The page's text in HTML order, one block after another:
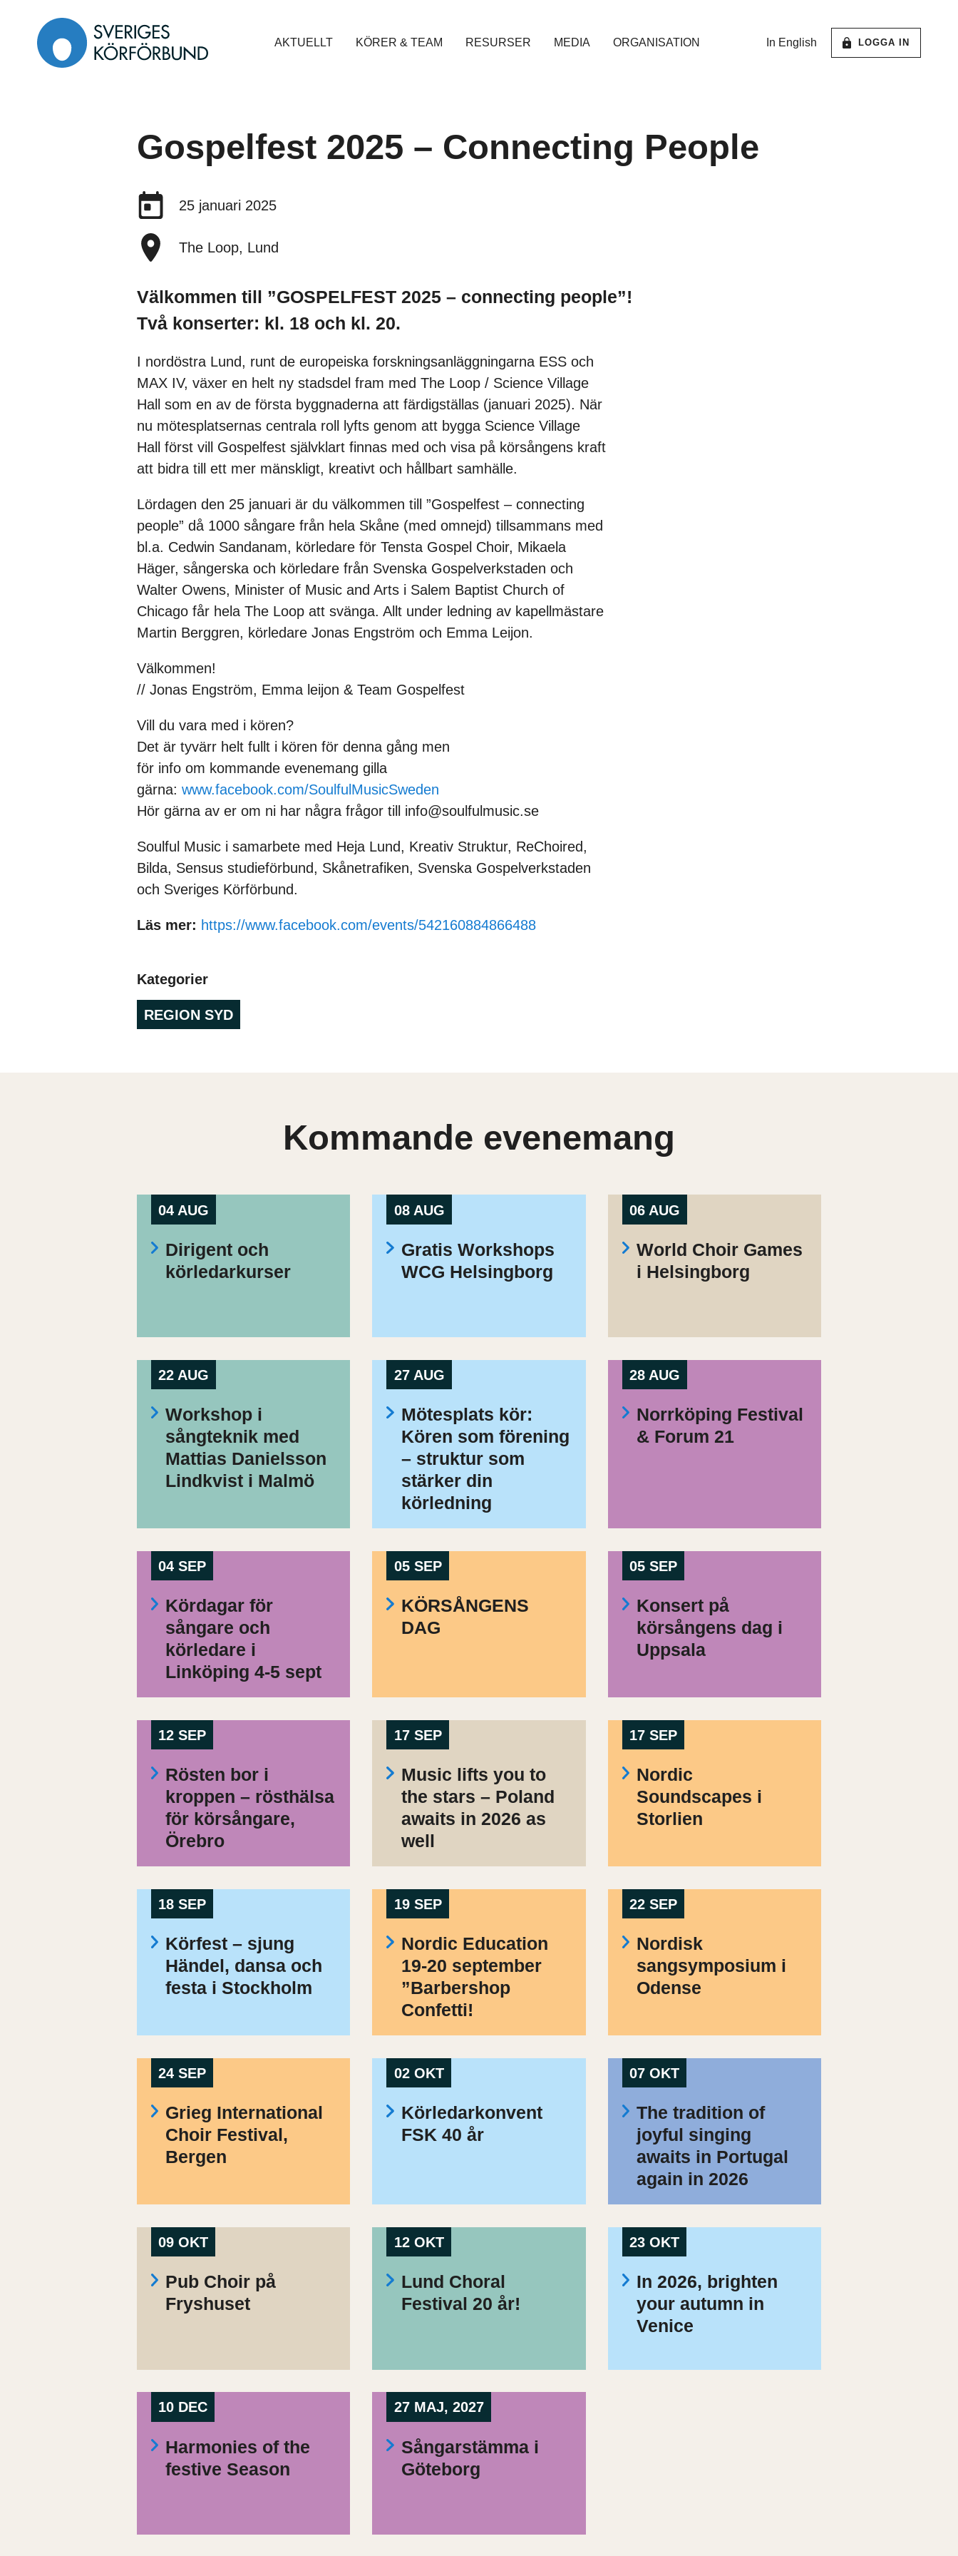
innehåll
AKTUELLT KÖRER & TEAM RESURSER MEDIA ORGANISATION In English LOGGA IN
Gospelfest 2025 – Connecting People
Datum:
25 januari 2025
Plats:
The Loop, Lund
Välkommen till ”GOSPELFEST 2025 – connecting people”!
Två konserter: kl. 18 och kl. 20.
I nordöstra Lund, runt de europeiska forskningsanläggningarna ESS och
MAX IV, växer en helt ny stadsdel fram med The Loop / Science Village
Hall som en av de första byggnaderna att färdigställas (januari 2025). När
nu mötesplatsernas centrala roll lyfts genom att bygga Science Village
Hall först vill Gospelfest självklart finnas med och visa på körsångens kraft
att bidra till ett mer mänskligt, kreativt och hållbart samhälle.
Lördagen den 25 januari är du välkommen till ”Gospelfest – connecting
people” då 1000 sångare från hela Skåne (med omnejd) tillsammans med
bl.a. Cedwin Sandanam, körledare för Tensta Gospel Choir, Mikaela
Häger, sångerska och körledare från Svenska Gospelverkstaden och
Walter Owens, Minister of Music and Arts i Salem Baptist Church of
Chicago får hela The Loop att svänga. Allt under ledning av kapellmästare
Martin Berggren, körledare Jonas Engström och Emma Leijon.
Välkommen!
// Jonas Engström, Emma leijon & Team Gospelfest
Vill du vara med i kören?
Det är tyvärr helt fullt i kören för denna gång men
för info om kommande evenemang gilla
gärna: www.facebook.com/SoulfulMusicSweden
Hör gärna av er om ni har några frågor till info@soulfulmusic.se
Soulful Music i samarbete med Heja Lund, Kreativ Struktur, ReChoired,
Bilda, Sensus studieförbund, Skånetrafiken, Svenska Gospelverkstaden
och Sveriges Körförbund.
Läs mer: https://www.facebook.com/events/542160884866488
Kategorier
REGION SYD
Kommande evenemang
04 AUG
Dirigent och
körledarkurser
08 AUG
Gratis Workshops
WCG Helsingborg
06 AUG
World Choir Games
i Helsingborg
22 AUG
Workshop i
sångteknik med
Mattias Danielsson
Lindkvist i Malmö
27 AUG
Mötesplats kör:
Kören som förening
– struktur som
stärker din
körledning
28 AUG
Norrköping Festival
& Forum 21
04 SEP
Kördagar för
sångare och
körledare i
Linköping 4-5 sept
05 SEP
KÖRSÅNGENS
DAG
05 SEP
Konsert på
körsångens dag i
Uppsala
12 SEP
Rösten bor i
kroppen – rösthälsa
för körsångare,
Örebro
17 SEP
Music lifts you to
the stars – Poland
awaits in 2026 as
well
17 SEP
Nordic
Soundscapes i
Storlien
18 SEP
Körfest – sjung
Händel, dansa och
festa i Stockholm
19 SEP
Nordic Education
19-20 september
”Barbershop
Confetti!
22 SEP
Nordisk
sangsymposium i
Odense
24 SEP
Grieg International
Choir Festival,
Bergen
02 OKT
Körledarkonvent
FSK 40 år
07 OKT
The tradition of
joyful singing
awaits in Portugal
again in 2026
09 OKT
Pub Choir på
Fryshuset
12 OKT
Lund Choral
Festival 20 år!
23 OKT
In 2026, brighten
your autumn in
Venice
10 DEC
Harmonies of the
festive Season
27 MAJ, 2027
Sångarstämma i
Göteborg